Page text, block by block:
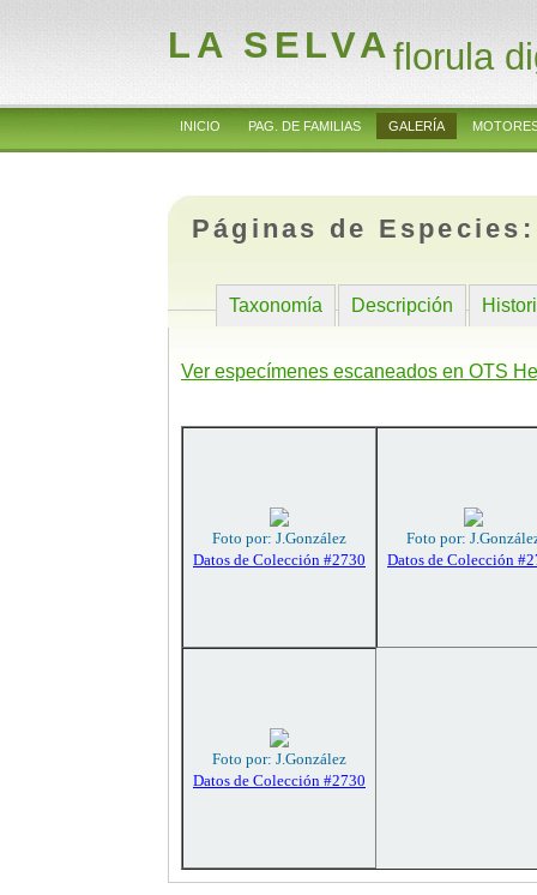
LA SELVAflorula
INICIO PAG. DE FAMILIAS GALERÍA
Páginas de
Taxonomía Descripción
Ver especímenes escaneados en OTS
Foto por: J.González
Datos de Colección #2730
Foto por:
Datos de Colección
Foto por: J.González
Datos de Colección #2730